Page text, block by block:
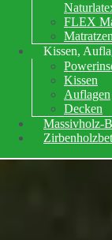
FLEX
Kissen,
Kissen
Auflagen
Decken
Massivholz-